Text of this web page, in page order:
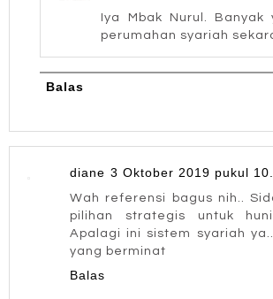
Iya Mbak Nurul. Banyak
perumahan syariah
Balas
diane 3 Oktober 2019 pukul
Wah referensi bagus nih..
pilihan strategis untuk
Apalagi ini sistem syariah
yang berminat
Balas